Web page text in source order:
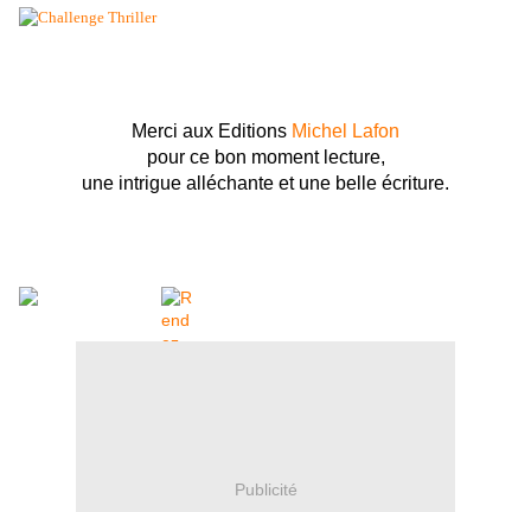
Merci aux Editions Michel Lafon
pour ce bon moment lecture,
une intrigue alléchante et une belle écriture.
Publicité